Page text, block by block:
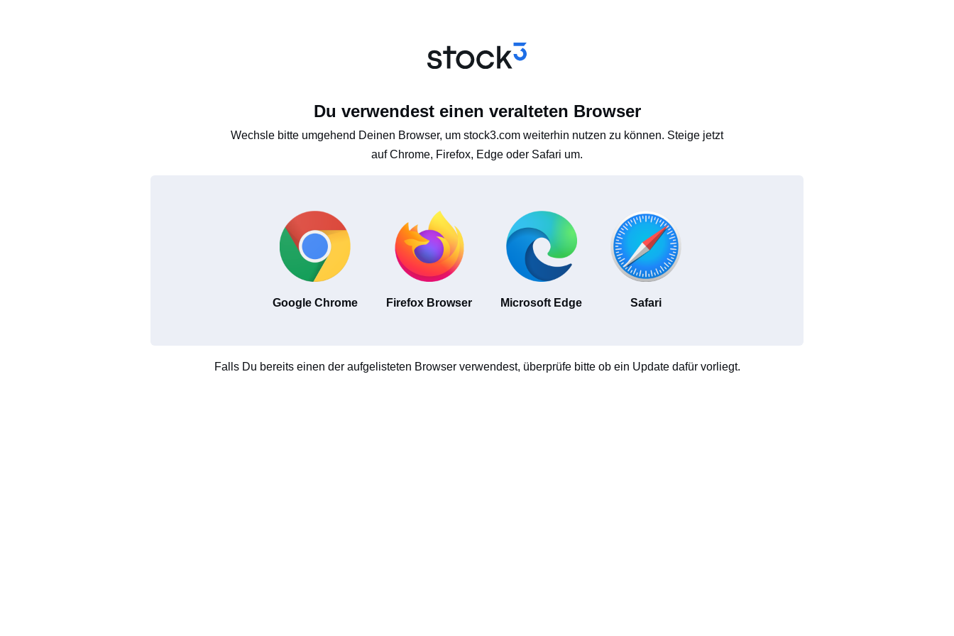
Du verwendest einen veralteten Browser
Wechsle bitte umgehend Deinen Browser, um stock3.com weiterhin nutzen zu können. Steige jetzt
auf Chrome, Firefox, Edge oder Safari um.
Google Chrome Firefox Browser Microsoft Edge Safari
Falls Du bereits einen der aufgelisteten Browser verwendest, überprüfe bitte ob ein Update dafür vorliegt.